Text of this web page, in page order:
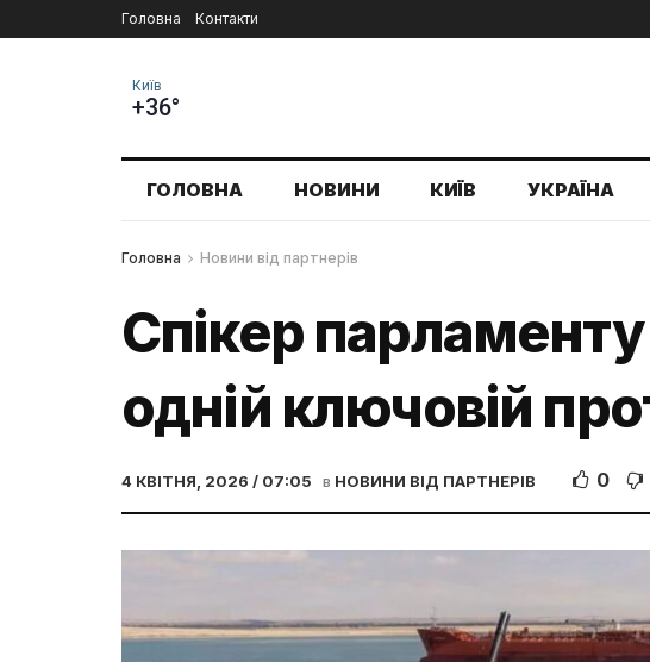
Головна Контакти
Київ
+36°
ГОЛОВНА НОВИНИ КИЇВ УКРАЇНА
Головна Новини від партнерів
Спікер парламенту
одній ключовій
4 КВІТНЯ, 2026 / 07:05 в НОВИНИ ВІД ПАРТНЕРІВ 0